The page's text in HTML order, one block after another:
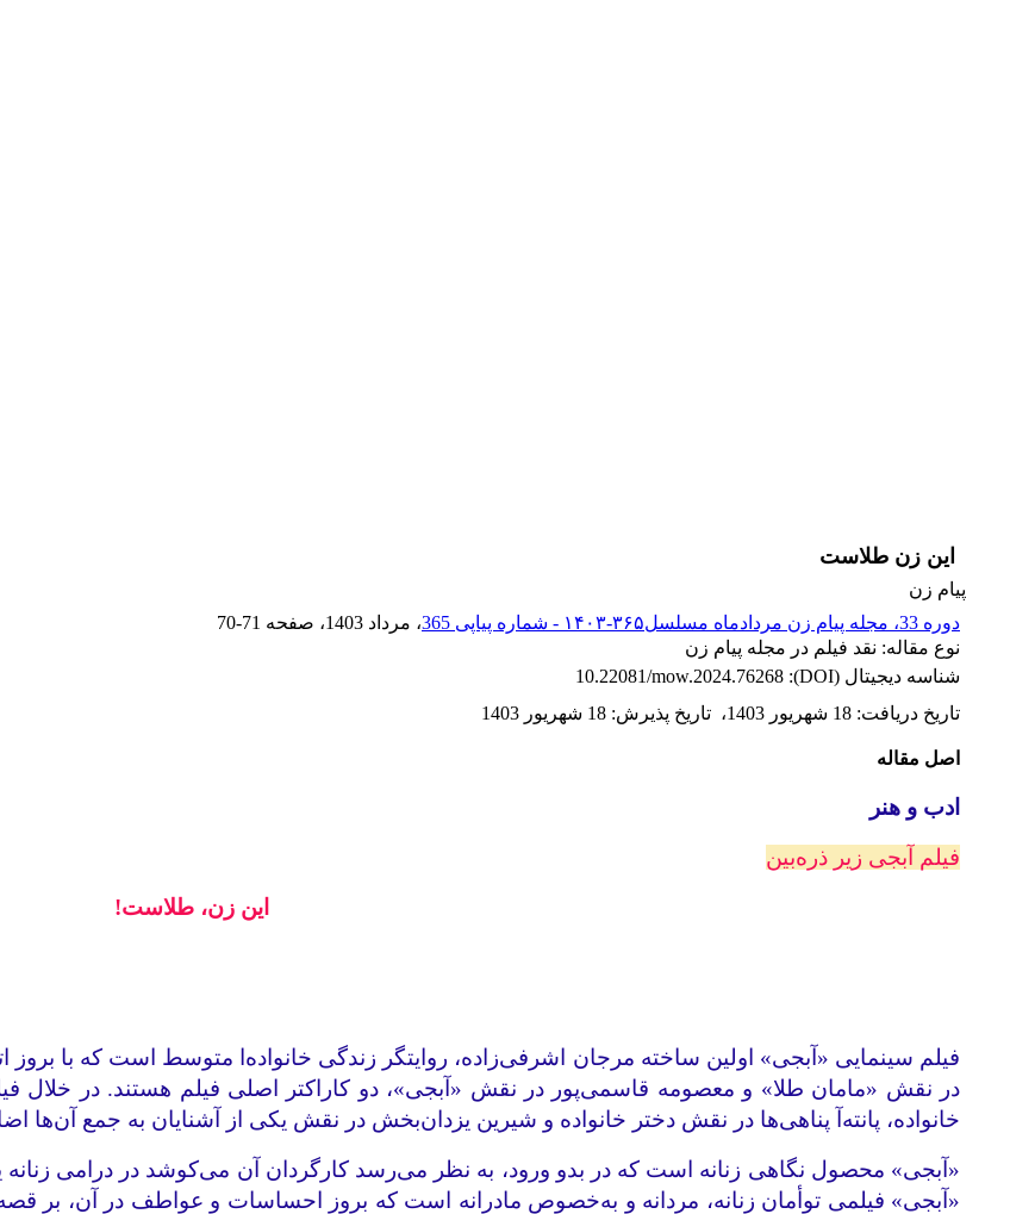
این زن طلاست
پیام زن
دوره 33، مجله پیام زن مردادماه مسلسل۳۶۵-۱۴۰۳ - شماره پیاپی 365
، مرداد 1403 ، صفحه 70-71
نوع مقاله: نقد فیلم در مجله پیام زن
شناسه دیجیتال (DOI):
10.22081/mow.2024.76268
تاریخ دریافت: 18 شهریور 1403 ، تاریخ پذیرش: 18 شهریور 1403
اصل مقاله
ادب و هنر
فیلم آبجی زیر ذره‌بین
این زن، طلاست!
فیلم سینمایی «آبجی» اولین ساخته مرجان اشرفی‌زاده، روایتگر زندگی خانواده‌ا متوسط است که با
در نقش «مامان طلا» و معصومه قاسمی‌پور در نقش «آبجی»، دو کاراکتر اصلی فیلم‌ هستند. در خلال
خانواده، پانته‌آ پناهی‌ها در نقش دختر خانواده و شیرین یزدان‌بخش در نقش یکی از آشنایان به جمع آن‌ها
«آبجی» محصول نگاهی زنانه است که در بدو ورود، به نظر می‌رسد کارگردان آن می‌کوشد در درامی زنانه
«آبجی» فیلمی توأمان زنانه، مردانه و به‌خصوص مادرانه است که بروز احساسات و عواطف در آن، بر